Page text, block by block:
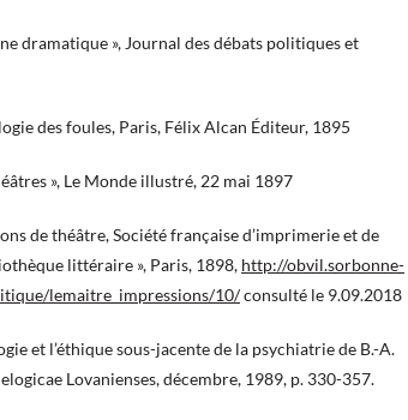
dramatique », Journal des débats politiques et
des foules, Paris, Félix Alcan Éditeur, 1895
», Le Monde illustré, 22 mai 1897
de théâtre, Société française d’imprimerie et de
littéraire », Paris, 1898, http://obvil.sorbonne-
lemaitre_impressions/10/consulté le 9.09.2018
et l’éthique sous-jacente de la psychiatrie de B.-A.
Lovanienses, décembre, 1989, p. 330-357.